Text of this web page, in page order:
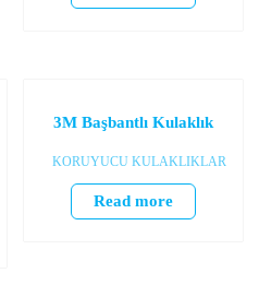
3M Başbantlı Kulaklık
KORUYUCU KULAKLIKLAR
Read more